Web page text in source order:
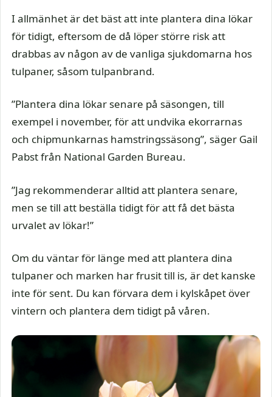
I allmänhet är det bäst att inte plantera dina lökar
för tidigt, eftersom de då löper större risk att
drabbas av någon av de vanliga sjukdomarna hos
tulpaner, såsom tulpanbrand.
”Plantera dina lökar senare på säsongen, till
exempel i november, för att undvika ekorrarnas
och chipmunkarnas hamstringssäsong”, säger Gail
Pabst från National Garden Bureau.
”Jag rekommenderar alltid att plantera senare,
men se till att beställa tidigt för att få det bästa
urvalet av lökar!”
Om du väntar för länge med att plantera dina
tulpaner och marken har frusit till is, är det kanske
inte för sent. Du kan förvara dem i kylskåpet över
vintern och plantera dem tidigt på våren.